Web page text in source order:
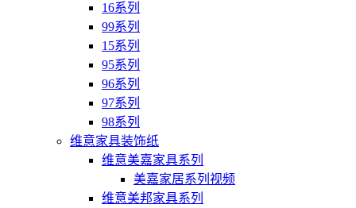
16系列
99系列
15系列
95系列
96系列
97系列
98系列
维意家具装饰纸
维意美嘉家具系列
美嘉家居系列视频
维意美邦家具系列